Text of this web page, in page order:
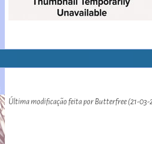
Última modificação feita por Butterfree (21-03-